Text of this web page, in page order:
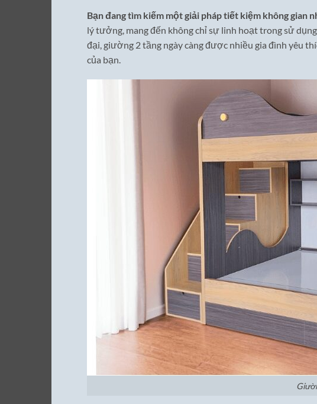
Bạn đang tìm kiếm một giải pháp tiết kiệm không gian
lý tưởng, mang đến không chỉ sự linh hoạt trong sử
đại, giường 2 tầng ngày càng được nhiều gia đình yêu
của bạn.